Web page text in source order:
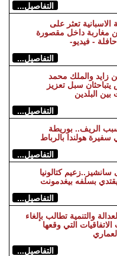
التفاصيل...
الاسبانية تعثر على
مغاربة داخل مقصورة
- فيديو-
التفاصيل...
زايد والملك محمد
يتباحثان سبل تعزيز
بين البلدين
التفاصيل...
الريف.. بوريطة
هولندا بالرباط
التفاصيل...
سانشيز..زعيم كتالونيا
يقتدي بسلفه بيغدمونت
التفاصيل...
والتنمية تطالب بإلغاء
التي وقعها
التفاصيل...